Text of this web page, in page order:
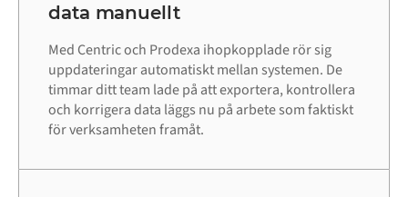
data manuellt
Med Centric och Prodexa ihopkopplade rör sig
uppdateringar automatiskt mellan systemen. De
timmar ditt team lade på att exportera, kontrollera
och korrigera data läggs nu på arbete som faktiskt
för verksamheten framåt.